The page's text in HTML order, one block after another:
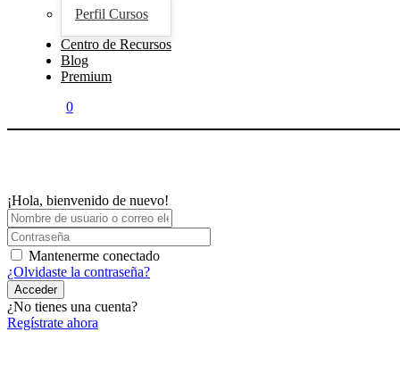
Perfil Cursos
Centro de Recursos
Blog
Premium
0
¡Hola, bienvenido de nuevo!
Mantenerme conectado
¿Olvidaste la contraseña?
Acceder
¿No tienes una cuenta?
Regístrate ahora